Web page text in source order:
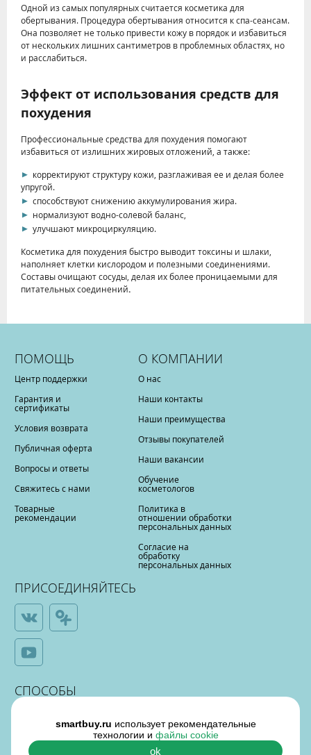
Одной из самых популярных считается косметика для
обертывания. Процедура обертывания относится к спа-сеансам.
Она позволяет не только привести кожу в порядок и избавиться
от нескольких лишних сантиметров в проблемных областях, но
и расслабиться.
Эффект от использования средств для
похудения
Профессиональные средства для похудения помогают
избавиться от излишних жировых отложений, а также:
корректируют структуру кожи, разглаживая ее и делая более
упругой.
способствуют снижению аккумулирования жира.
нормализуют водно-солевой баланс,
улучшают микроциркуляцию.
Косметика для похудения быстро выводит токсины и шлаки,
наполняет клетки кислородом и полезными соединениями.
Составы очищают сосуды, делая их более проницаемыми для
питательных соединений.
ПОМОЩЬ
Центр поддержки
Гарантия и
сертификаты
Условия возврата
Публичная оферта
Вопросы и ответы
Свяжитесь с нами
Товарные
рекомендации
О КОМПАНИИ
О нас
Наши контакты
Наши преимущества
Отзывы покупателей
Наши вакансии
Обучение
косметологов
Политика в
отношении обработки
персональных данных
Согласие на
обработку
персональных данных
ПРИСОЕДИНЯЙТЕСЬ
СПОСОБЫ
ОПЛАТЫ
smartbuy.ru использует рекомендательные
технологии и файлы cookie
ok